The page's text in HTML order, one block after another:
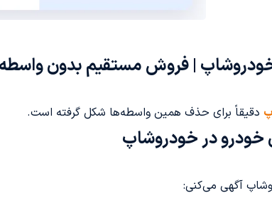
خودروشاپ | فروش مستقیم بدون واسطه
دقیقاً برای حذف همین واسطه‌ها شکل گرفته است.
خودرو در خودروشاپ
آگهی می‌کنی: